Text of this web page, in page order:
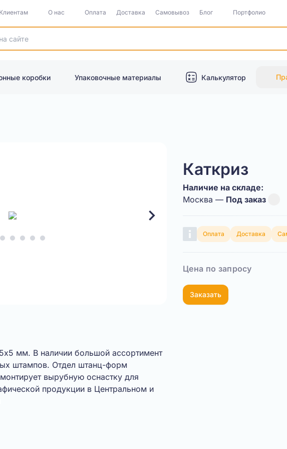
Клиентам О нас Оплата Доставка Самовывоз Блог Портфолио
коробки Упаковочные материалы Калькулятор
Каткриз
Наличие на складе:
Москва — Под заказ
Оплата Доставка
Цена по запросу
Заказать
мм. В наличии большой ассортимент
штампов. Отдел штанц-форм
вырубную оснастку для
продукции в Центральном и